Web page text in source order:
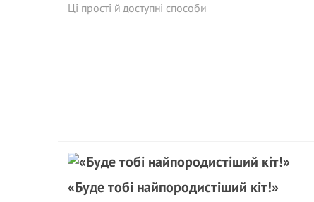
Ці прості й доступні способи
«Буде тобі найпородистіший кіт!»